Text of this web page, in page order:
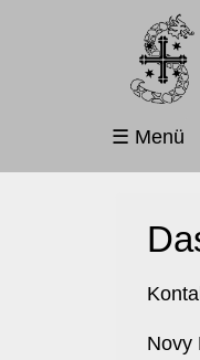
☰ Menü
Novy